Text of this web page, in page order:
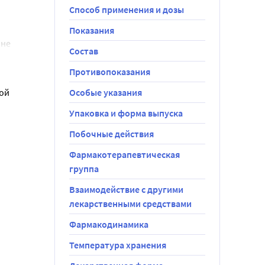
а
или
и
младше
ЖКТ в
Способ применения и дозы
Показания
Состав
Противопоказания
Особые указания
Упаковка и форма выпуска
Побочные действия
Фармакотерапевтическая
группа
Взаимодействие с другими
лекарственными средствами
Фармакодинамика
Температура хранения